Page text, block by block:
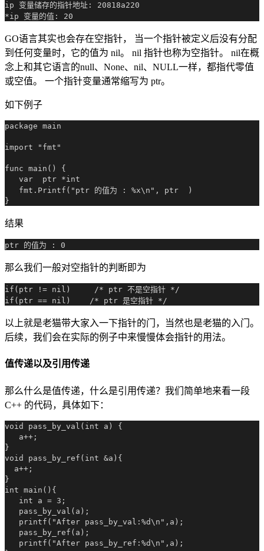
ip 变量储存的指针地址: 20818a220
GO语言其实也会存在空指针， 当一个指针被定义后没有分配
到任何变量时，它的值为 nil。 nil 指针也称为空指针。 nil在概
念上和其它语言的null、None、nil、NULL一样，都指代零值
或空值。 一个指针变量通常缩写为 ptr。
如下例子
package main
import "fmt"
func main() {
   var  ptr *int
   fmt.Printf("ptr 的值为 : %x\n", ptr  )
结果
那么我们一般对空指针的判断即为
if(ptr != nil)     /* ptr 不是空指针 */
以上就是老猫带大家入一下指针的门，当然也是老猫的入门。
后续，我们会在实际的例子中来慢慢体会指针的用法。
值传递以及引用传递
那么什么是值传递，什么是引用传递？我们简单地来看一段
C++ 的代码，具体如下：
void pass_by_val(int a) {
   a++;
}
void pass_by_ref(int &a){
  a++;
}
int main(){
   int a = 3;
   pass_by_val(a);
   printf("After pass_by_val:%d\n",a);
   pass_by_ref(a);
   printf("After pass_by_ref:%d\n",a);